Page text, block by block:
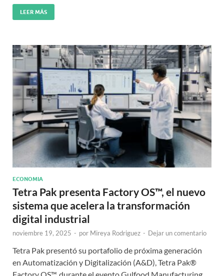
LEER MÁS
ECONOMIA
Tetra Pak presenta Factory OS™, el nuevo
sistema que acelera la transformación
digital industrial
noviembre 19, 2025 - por Mireya Rodriguez - Dejar un comentario
Tetra Pak presentó su portafolio de próxima generación
en Automatización y Digitalización (A&D), Tetra Pak®